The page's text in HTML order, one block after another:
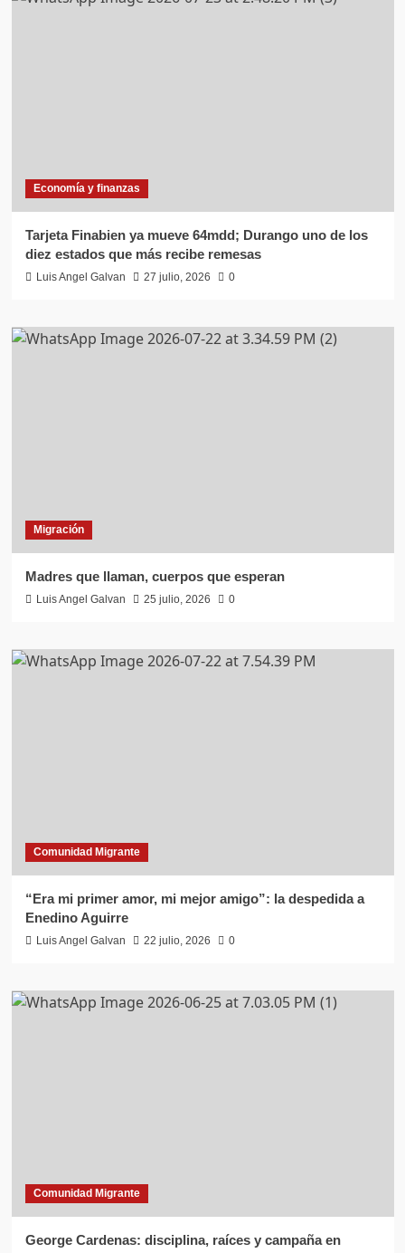
Economía y finanzas
Tarjeta Finabien ya mueve 64mdd; Durango uno de los
diez estados que más recibe remesas
Luis Angel Galvan 27 julio, 2026 0
Migración
Madres que llaman, cuerpos que esperan
Luis Angel Galvan 25 julio, 2026 0
Comunidad Migrante
“Era mi primer amor, mi mejor amigo”: la despedida a
Enedino Aguirre
Luis Angel Galvan 22 julio, 2026 0
Comunidad Migrante
George Cardenas: disciplina, raíces y campaña en